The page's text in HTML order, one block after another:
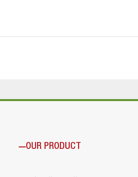
OUR PRODUCT